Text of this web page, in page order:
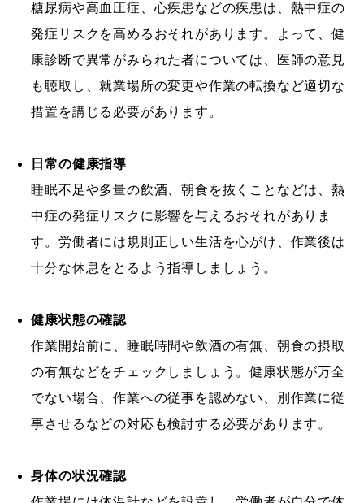
糖尿病や高血圧症、心疾患などの疾患は、熱中症の
発症リスクを高めるおそれがあります。よって、健
康診断で異常がみられた者については、医師の意見
も聴取し、就業場所の変更や作業の転換など適切な
措置を講じる必要があります。
日常の健康指導
睡眠不足や多量の飲酒、朝食を抜くことなどは、熱
中症の発症リスクに影響を与えるおそれがありま
す。労働者には規則正しい生活を心がけ、作業後は
十分な休息をとるよう指導しましょう。
健康状態の確認
作業開始前に、睡眠時間や飲酒の有無、朝食の摂取
の有無などをチェックしましょう。健康状態が万全
でない場合、作業への従事を認めない、別作業に従
事させるなどの対応も検討する必要があります。
身体の状況確認